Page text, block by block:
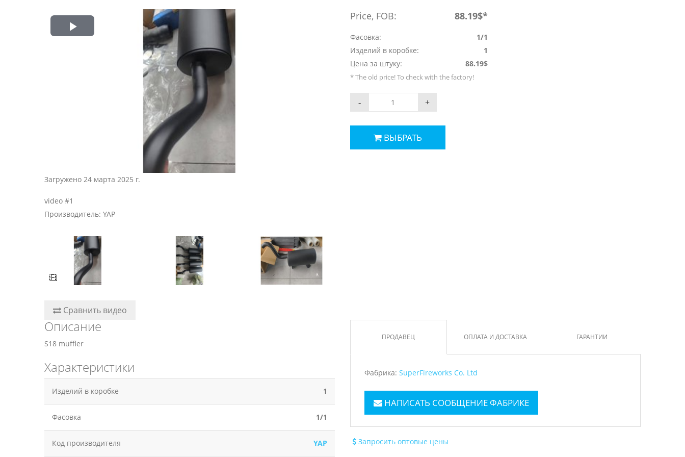
Play
Загружено 24 марта 2025 г.
video #1
Производитель: YAP
Сравнить видео
Price, FOB: 88.19$*
Фасовка:
1/1
Изделий в коробке:
1
Цена за штуку:
88.19$
* The old price! To check with the factory!
+
-
ВЫБРАТЬ
Описание
S18 muffler
Характеристики
Изделий в коробке 1
Фасовка 1/1
Код производителя YAP
ПРОДАВЕЦ ОПЛАТА И ДОСТАВКА ГАРАНТИИ
Фабрика: SuperFireworks Co. Ltd
НАПИСАТЬ СООБЩЕНИЕ ФАБРИКЕ
Запросить оптовые цены